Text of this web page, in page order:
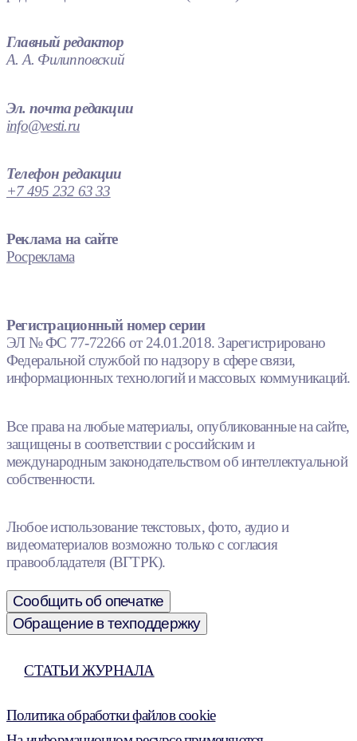
Главный редактор
А. А. Филипповский
Эл. почта редакции
info@vesti.ru
Телефон редакции
+7 495 232 63 33
Реклама на сайте
Росреклама
Регистрационный номер серии
ЭЛ № ФС 77-72266 от 24.01.2018. Зарегистрировано
Федеральной службой по надзору в сфере связи,
информационных технологий и массовых коммуникаций.
Все права на любые материалы, опубликованные на сайте,
защищены в соответствии с российским и
международным законодательством об интеллектуальной
собственности.
Любое использование текстовых, фото, аудио и
видеоматериалов возможно только с согласия
правообладателя (ВГТРК).
Сообщить об опечатке
Обращение в техподдержку
СТАТЬИ ЖУРНАЛА
Политика обработки файлов cookie